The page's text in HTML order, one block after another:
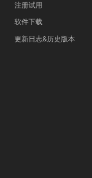
注册试用
软件下载
更新日志&历史版本